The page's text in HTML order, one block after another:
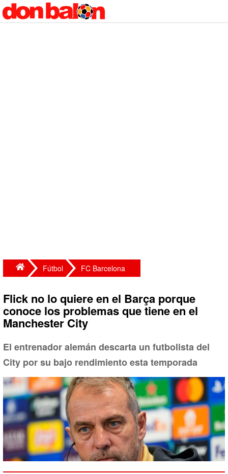
Fútbol FC Barcelona
Flick no lo quiere en el Barça porque
conoce los problemas que tiene en el
Manchester City
El entrenador alemán descarta un futbolista del
City por su bajo rendimiento esta temporada